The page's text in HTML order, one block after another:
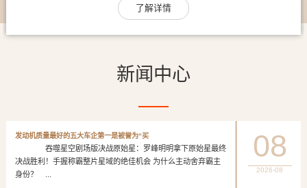
了解详情
新闻中心
发动机质量最好的五大车企第一是被誉为“买
吞噬星空剧场版决战原始星：罗峰明明拿下原始星最终
决战胜利！手握称霸整片星域的绝佳机会 为什么主动舍弃霸主
身份？ ...
08
2026-08